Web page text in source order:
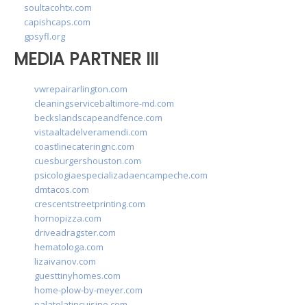
soultacohtx.com
capishcaps.com
gpsyfl.org
MEDIA PARTNER III
vwrepairarlington.com
cleaningservicebaltimore-md.com
beckslandscapeandfence.com
vistaaltadelveramendi.com
coastlinecateringnc.com
cuesburgershouston.com
psicologiaespecializadaencampeche.com
dmtacos.com
crescentstreetprinting.com
hornopizza.com
driveadragster.com
hematologa.com
lizaivanov.com
guesttinyhomes.com
home-plow-by-meyer.com